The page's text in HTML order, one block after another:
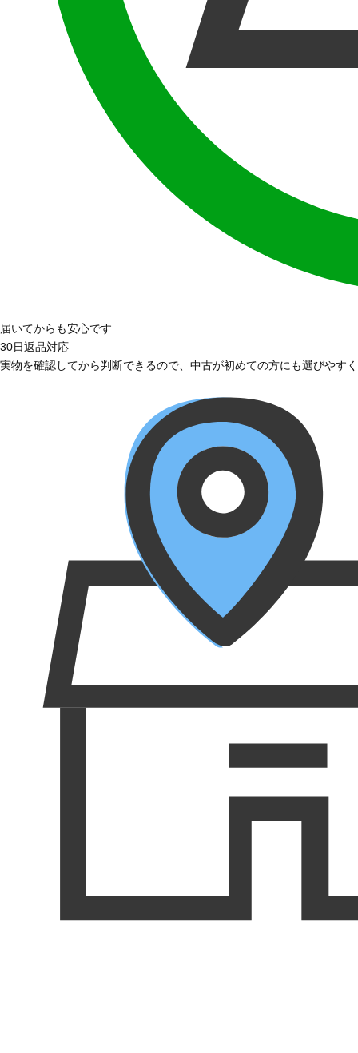
届いてからも安心です
30日返品対応
実物を確認してから判断できるので、中古が初めての方にも選びやす